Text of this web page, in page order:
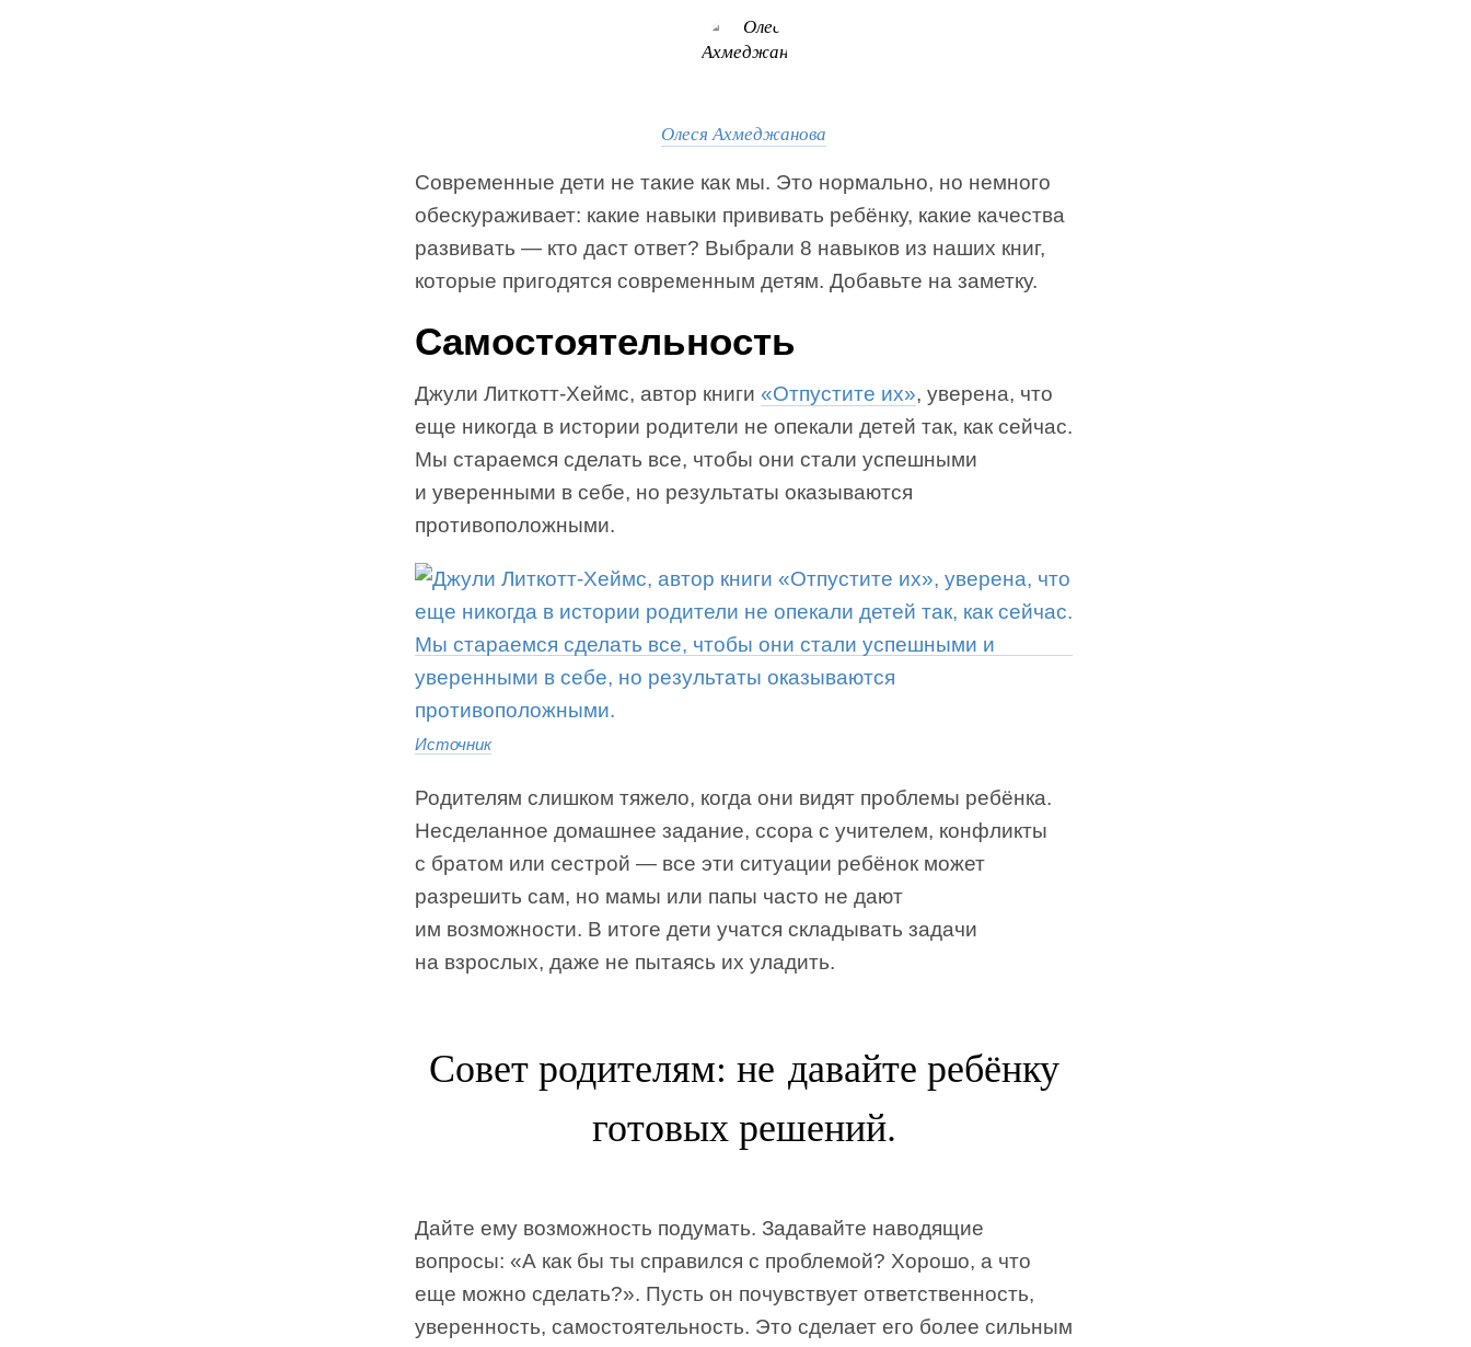
Олеся Ахмеджанова
Современные дети не такие как мы. Это нормально, но немного
обескураживает: какие навыки прививать ребёнку, какие качества
развивать — кто даст ответ? Выбрали 8 навыков из наших книг,
которые пригодятся современным детям. Добавьте на заметку.
Самостоятельность
Джули Литкотт-Хеймс, автор книги «Отпустите их», уверена, что
еще никогда в истории родители не опекали детей так, как сейчас.
Мы стараемся сделать все, чтобы они стали успешными
и уверенными в себе, но результаты оказываются
противоположными.
Источник
Родителям слишком тяжело, когда они видят проблемы ребёнка.
Несделанное домашнее задание, ссора с учителем, конфликты
с братом или сестрой — все эти ситуации ребёнок может
разрешить сам, но мамы или папы часто не дают
им возможности. В итоге дети учатся складывать задачи
на взрослых, даже не пытаясь их уладить.
Совет родителям: не давайте ребёнку
готовых решений.
Дайте ему возможность подумать. Задавайте наводящие
вопросы: «А как бы ты справился с проблемой? Хорошо, а что
еще можно сделать?». Пусть он почувствует ответственность,
уверенность, самостоятельность. Это сделает его более сильным